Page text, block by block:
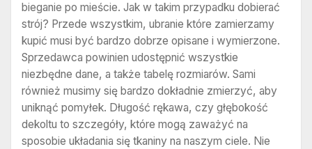
bieganie po mieście. Jak w takim przypadku dobierać
strój? Przede wszystkim, ubranie które zamierzamy
kupić musi być bardzo dobrze opisane i wymierzone.
Sprzedawca powinien udostępnić wszystkie
niezbędne dane, a także tabelę rozmiarów. Sami
również musimy się bardzo dokładnie zmierzyć, aby
uniknąć pomyłek. Długość rękawa, czy głębokość
dekoltu to szczegóły, które mogą zaważyć na
sposobie układania się tkaniny na naszym ciele. Nie